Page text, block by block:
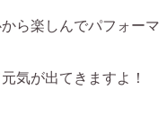
ら楽しんでパフォーマ
気が出てきますよ！